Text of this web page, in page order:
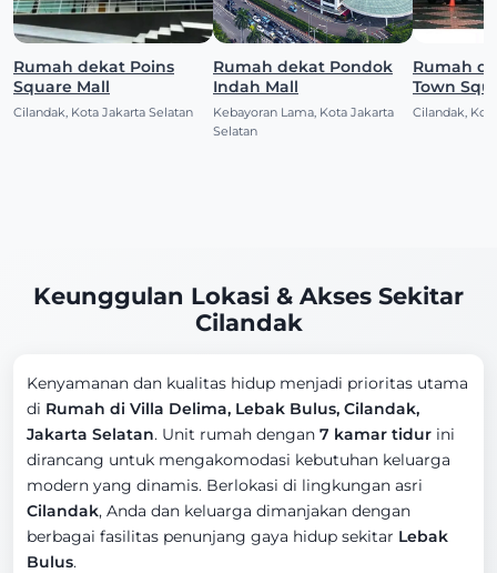
Rumah dekat Poins
Square Mall
Cilandak, Kota Jakarta Selatan
Rumah dekat Pondok
Indah Mall
Kebayoran Lama, Kota Jakarta
Selatan
Rumah
Town
Cilandak,
Keunggulan Lokasi & Akses Sekitar
Cilandak
Kenyamanan dan kualitas hidup menjadi prioritas utama
di Rumah di Villa Delima, Lebak Bulus, Cilandak,
Jakarta Selatan. Unit rumah dengan 7 kamar tidur ini
dirancang untuk mengakomodasi kebutuhan keluarga
modern yang dinamis. Berlokasi di lingkungan asri
Cilandak, Anda dan keluarga dimanjakan dengan
berbagai fasilitas penunjang gaya hidup sekitar Lebak
Bulus.